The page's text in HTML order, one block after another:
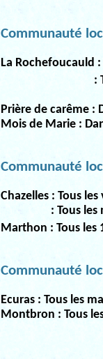
Communauté
La Rochefoucauld :
:
Prière de carême :
Mois de Marie :
Communauté
Chazelles : Tous
: Tous
Marthon : Tous les
Communauté
Ecuras : Tous les
Montbron : Tous